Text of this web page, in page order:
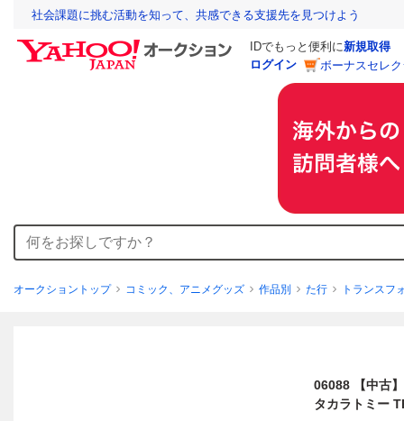
社会課題に挑む活動を知って、共感できる支援先を見つけよう
IDでもっと便利に新規取得
ログイン
ボーナスセレ
オークショントップ コミック、アニメグッズ 作品別 た行 トランスフ
06088 【中古
タカラトミー